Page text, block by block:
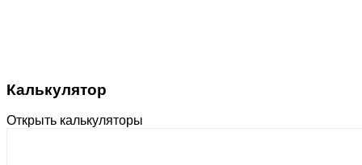
Калькулятор
Открыть калькуляторы